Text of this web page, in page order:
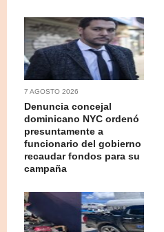
7 AGOSTO 2026
Denuncia concejal
dominicano NYC ordenó
presuntamente a
funcionario del gobierno
recaudar fondos para su
campaña